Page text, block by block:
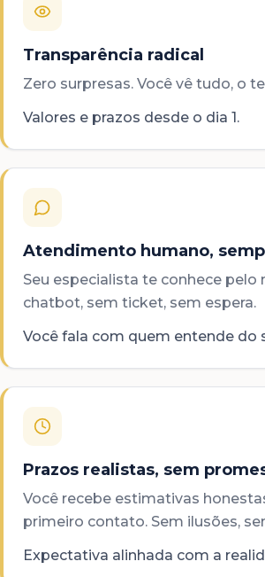
Transparência radical
Zero surpresas. Você vê tudo, o
Valores e prazos desde o dia 1.
Atendimento humano,
Seu especialista te conhece pelo
chatbot, sem ticket, sem espera.
Você fala com quem entende do
Prazos realistas, sem
Você recebe estimativas
primeiro contato. Sem ilusões,
Expectativa alinhada com a